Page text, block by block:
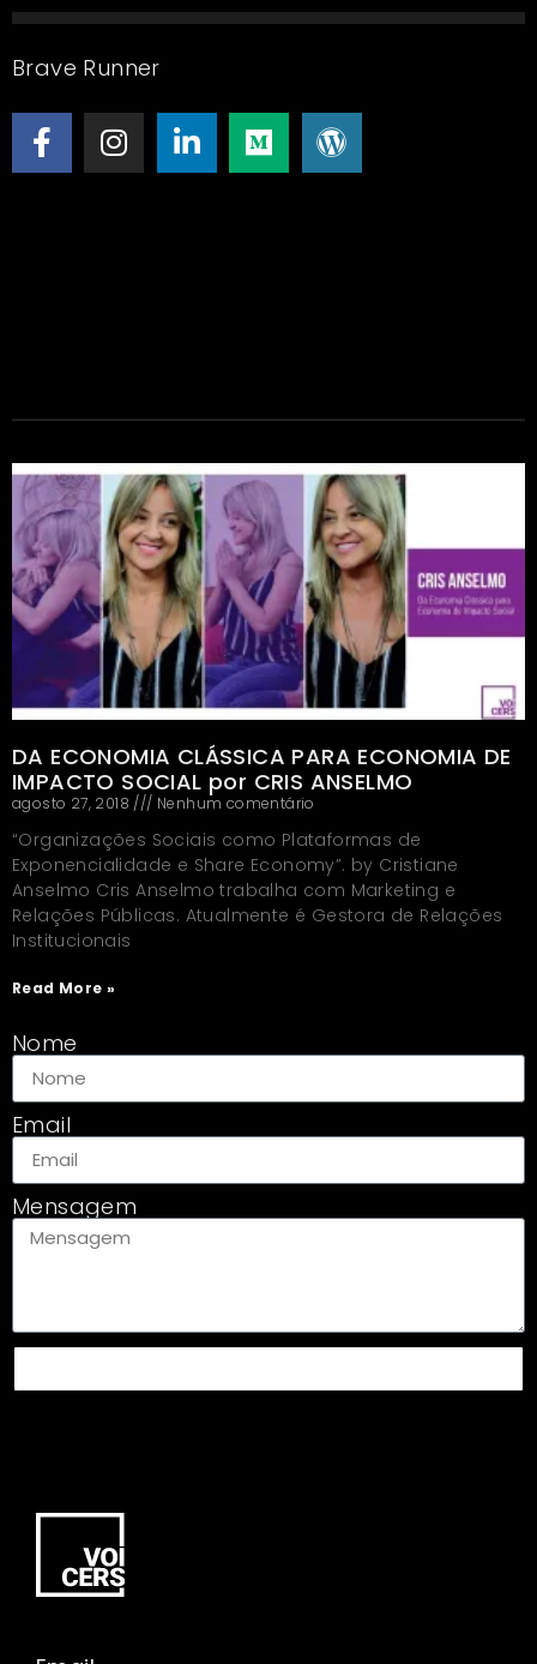
Brave Runner
DA ECONOMIA CLÁSSICA PARA ECONOMIA DE
IMPACTO SOCIAL por CRIS ANSELMO
agosto 27, 2018 Nenhum comentário
“Organizações Sociais como Plataformas de
Exponencialidade e Share Economy”. by Cristiane
Anselmo Cris Anselmo trabalha com Marketing e
Relações Públicas. Atualmente é Gestora de Relações
Institucionais
Read More »
Nome
Email
Mensagem